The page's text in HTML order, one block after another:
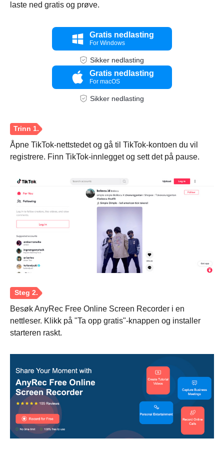
laste ned gratis og prøve.
Gratis nedlasting
For Windows
Sikker nedlasting
Gratis nedlasting
For macOS
Sikker nedlasting
Åpne TikTok-nettstedet og gå til TikTok-kontoen du vil
registrere. Finn TikTok-innlegget og sett det på pause.
Besøk AnyRec Free Online Screen Recorder i en
nettleser. Klikk på "Ta opp gratis"-knappen og installer
starteren raskt.